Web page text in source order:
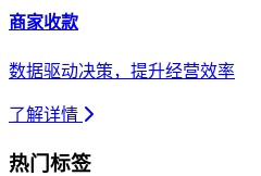
商家收款
数据驱动决策，提升经营效率
了解详情
热门标签